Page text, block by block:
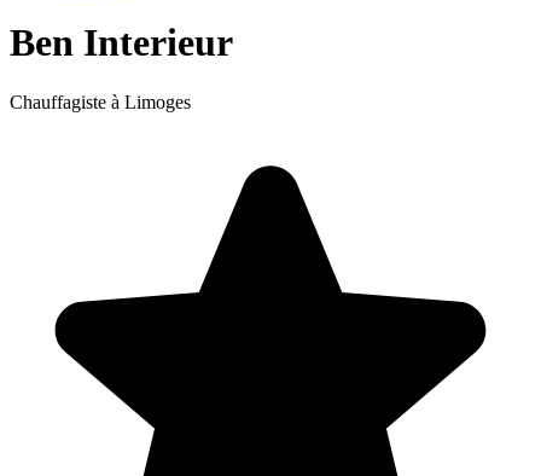
Ben Interieur
Chauffagiste à Limoges